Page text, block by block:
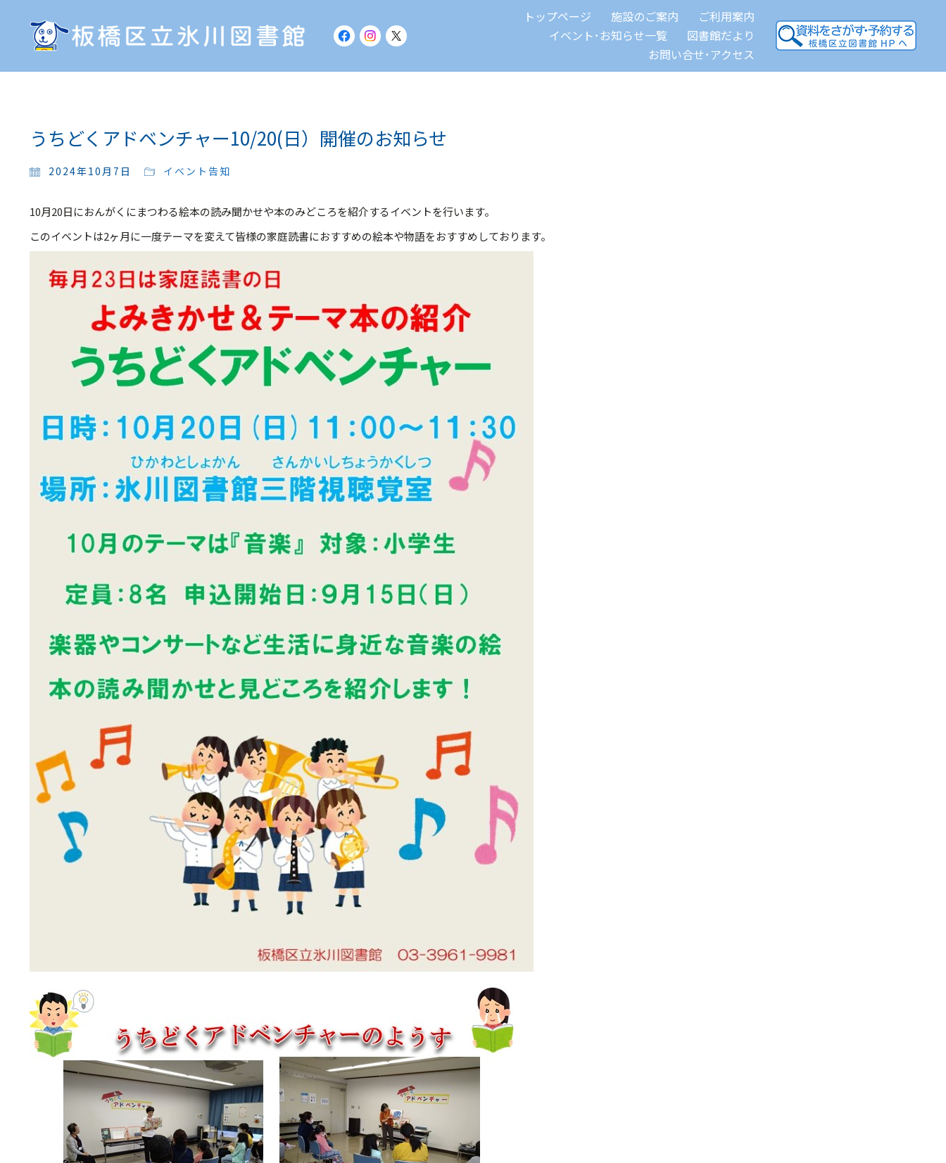
トップページ 施設のご案内
ご利用案内
イベント･お知らせ一覧
図書館だより
お問い合せ･アクセス
うちどくアドベンチャー10/20(日）開催のお知らせ
2024年10月7日 イベント告知
10月20日におんがくにまつわる絵本の読み聞かせや本のみどころを紹介するイベントを行います。
このイベントは2ヶ月に一度テーマを変えて皆様の家庭読書におすすめの絵本や物語をおすすめしております。